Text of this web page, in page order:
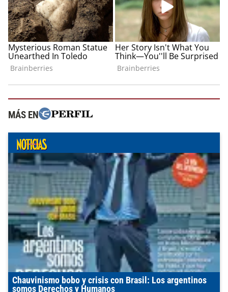
MÁS EN
Chauvinismo bobo y crisis con Brasil: Los argentinos
somos Derechos y Humanos